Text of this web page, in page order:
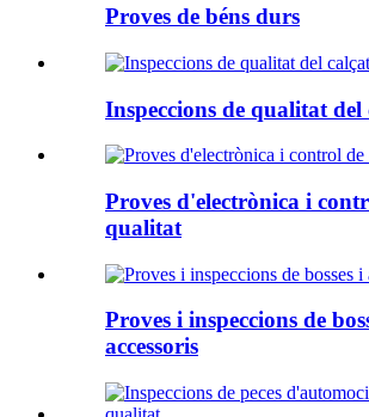
Proves de béns durs
Inspeccions de qualitat del
Proves d'electrònica i
qualitat
Proves i inspeccions de
accessoris